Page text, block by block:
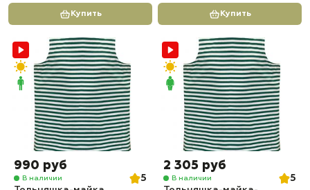
Купить Купить
990 руб
В наличии
5
2 305 руб
В наличии
5